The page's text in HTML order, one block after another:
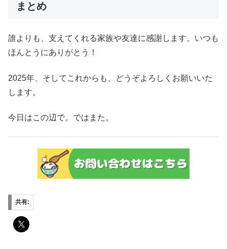
まとめ
誰よりも、支えてくれる家族や友達に感謝します。いつも
ほんとうにありがとう！
2025年、そしてこれからも、どうぞよろしくお願いいた
します。
今日はこの辺で。ではまた。
共有: